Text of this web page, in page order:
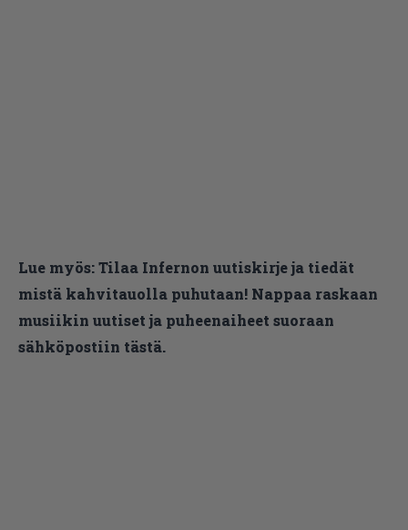
Lue myös:Tilaa Infernon uutiskirje ja tiedät
mistä kahvitauolla puhutaan! Nappaa raskaan
musiikin uutiset ja puheenaiheet suoraan
sähköpostiin tästä.